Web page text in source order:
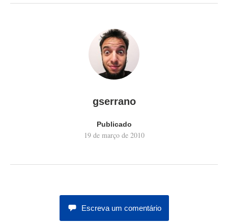
gserrano
Publicado
19 de março de 2010
Escreva um comentário